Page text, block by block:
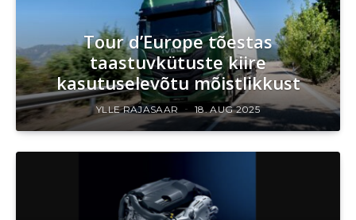
Tour d’Europe tõestas
taastuvkütuste kiire
kasutuselevõtu mõistlikkust
YLLE RAJASAAR 18. AUG 2025